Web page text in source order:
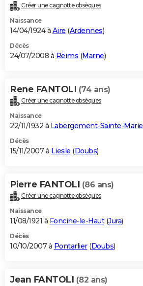
Créer une cagnotte obsèques
Naissance
14/04/1924 à Aire (Ardennes)
Décès
24/07/2008 à Reims (Marne)
Rene FANTOLI (74 ans)
Créer une cagnotte obsèques
Naissance
22/11/1932 à Labergement-Sainte-Marie
Décès
15/11/2007 à Liesle (Doubs)
Pierre FANTOLI (86 ans)
Créer une cagnotte obsèques
Naissance
11/08/1921 à Foncine-le-Haut(Jura)
Décès
10/10/2007 à Pontarlier(Doubs)
Jean FANTOLI (82 ans)